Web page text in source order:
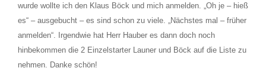
wurde wollte ich den Klaus Böck und mich anmelden. „Oh je – hieß
es“ – ausgebucht – es sind schon zu viele. „Nächstes mal – früher
anmelden“. Irgendwie hat Herr Hauber es dann doch noch
hinbekommen die 2 Einzelstarter Launer und Böck auf die Liste zu
nehmen. Danke schön!